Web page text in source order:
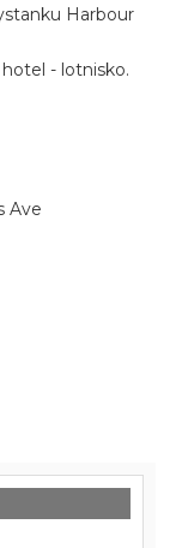
Harbour
- lotnisko.
Ave